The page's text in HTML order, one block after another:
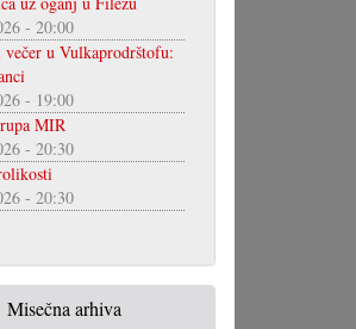
- 20:00
u Vulkaprodrštofu:
- 19:00
MIR
- 20:30
- 20:30
Misečna arhiva